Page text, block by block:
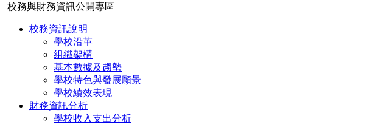
校務與財務資訊公開專區
校務資訊說明
學校沿革
組織架構
基本數據及趨勢
學校特色與發展願景
學校績效表現
財務資訊分析
學校收入支出分析